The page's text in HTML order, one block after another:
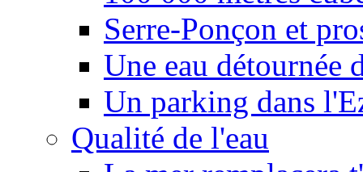
Serre-Ponçon et
Une eau détournée
Un parking dans
Qualité de l'eau